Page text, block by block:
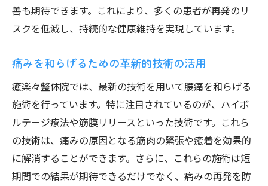
善も期待できます。これにより、多くの患者が再発のリ
スクを低減し、持続的な健康維持を実現しています。
痛みを和らげるための革新的技術の活用
癒楽々整体院では、最新の技術を用いて腰痛を和らげる
施術を行っています。特に注目されているのが、ハイボ
ルテージ療法や筋膜リリースといった技術です。これら
の技術は、痛みの原因となる筋肉の緊張や癒着を効果的
に解消することができます。さらに、これらの施術は短
期間での結果が期待できるだけでなく、痛みの再発を防